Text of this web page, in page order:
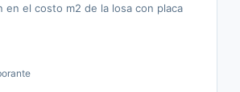
en el costo m2 de la losa con placa